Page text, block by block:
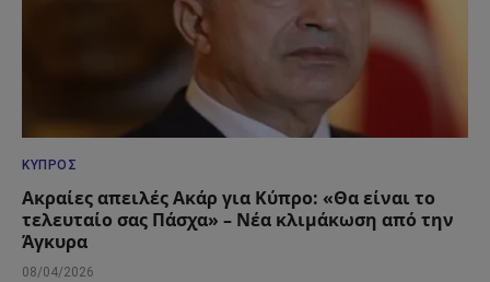
ΚΎΠΡΟΣ
Ακραίες απειλές Ακάρ για Κύπρο: «Θα είναι το
τελευταίο σας Πάσχα» – Νέα κλιμάκωση από την
Άγκυρα
08/04/2026